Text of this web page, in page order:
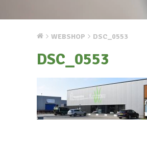
WEBSHOP DSC_0553
DSC_0553